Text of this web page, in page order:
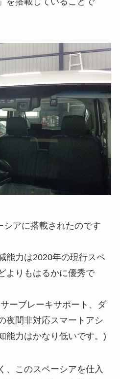
シアに搭載されたのです
能力は2020年の現行スペ
よりもはるかに優秀で
ーブレーキサポート、ダ
夜間非対応スマートアシ
能力はかなり低いです。)
、このスペーシアを仕入